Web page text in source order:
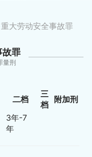
大劳动安全事故罪
故罪
量刑
二档
三
档
附加刑
3年-7
年